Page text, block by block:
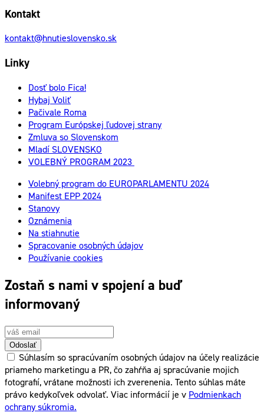
Kontakt
kontakt@hnutieslovensko.sk
Linky
Dosť bolo Fica!
Hybaj Voliť
Pačivale Roma
Program Európskej ľudovej strany
Zmluva so Slovenskom
Mladí SLOVENSKO
VOLEBNÝ PROGRAM 2023
Volebný program do EUROPARLAMENTU 2024
Manifest EPP 2024
Stanovy
Oznámenia
Na stiahnutie
Spracovanie osobných údajov
Používanie cookies
Zostaň s nami v spojení a buď
informovaný
Odoslať
Súhlasím so spracúvaním osobných údajov na účely realizácie
priameho marketingu a PR, čo zahŕňa aj spracúvanie mojich
fotografií, vrátane možnosti ich zverenenia. Tento súhlas máte
právo kedykoľvek odvolať. Viac informácií je v Podmienkach
ochrany súkromia.